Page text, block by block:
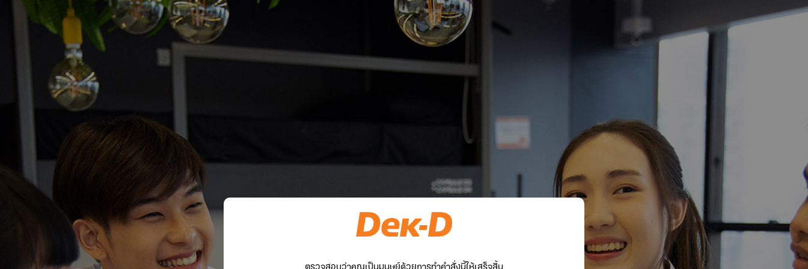
ตรวจสอบว่าคุณเป็นมนุษย์ด้วยการทำคำสั่งนี้ให้เสร็จสิ้น